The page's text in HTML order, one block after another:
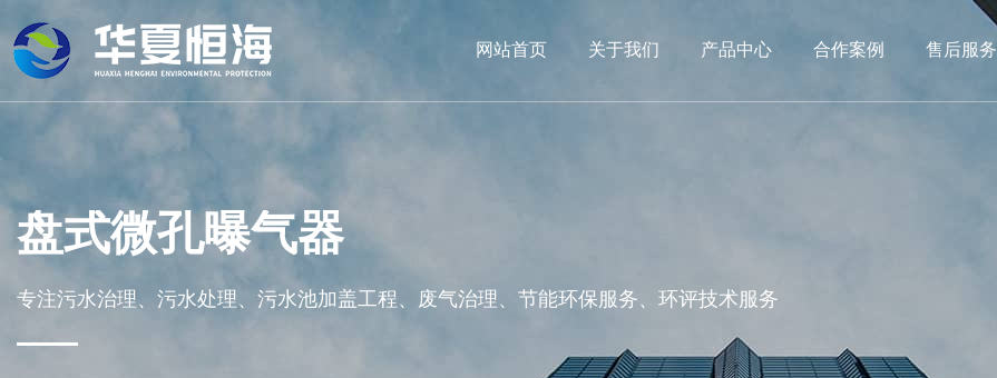
网站首页 关于我们 产品中心 合作案例 售后服务
盘式微孔曝气器
专注污水治理、污水处理、污水池加盖工程、废气治理、节能环保服务、环评技术服务